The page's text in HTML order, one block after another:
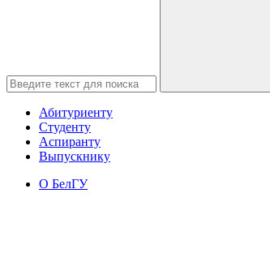
Абитуриенту
Студенту
Аспиранту
Выпускнику
О БелГУ